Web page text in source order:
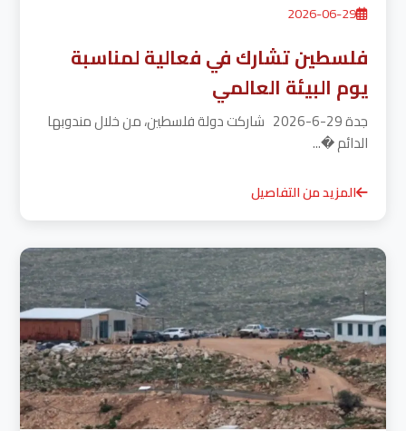
2026-06-29
فلسطين تشارك في فعالية لمناسبة
يوم البيئة العالمي
جدة 29-6-2026 شاركت دولة فلسطين، من خلال مندوبها
الدائم �...
المزيد من التفاصيل